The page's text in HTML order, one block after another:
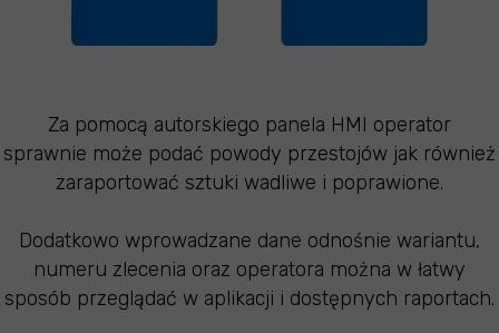
Za pomocą autorskiego panela HMI operator
sprawnie może podać powody przestojów jak również
zaraportować sztuki wadliwe i poprawione.
Dodatkowo wprowadzane dane odnośnie wariantu,
numeru zlecenia oraz operatora można w łatwy
sposób przeglądać w aplikacji i dostępnych raportach.